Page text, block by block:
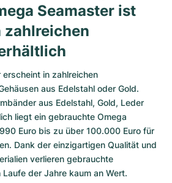
Seamaster ist
zahlreichen
erscheint in zahlreichen
aus Edelstahl oder Gold.
aus Edelstahl, Gold, Leder
liegt ein gebrauchte Omega
Euro bis zu über 100.000 Euro für
Dank der einzigartigen Qualität und
verlieren gebrauchte
der Jahre kaum an Wert.